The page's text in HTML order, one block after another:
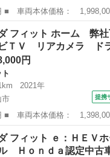
： フィット ■ グレード
ル Ｈｏｎｄａ認定中古車
フィット
フィット ホーム 弊
ＴＶ リアカメラ
円
2021年
市
提携
名： フィット ■ グレー
ビＴＶ リアカメラ ドラ
フィット
フィット ｅ：ＨＥＶ
Ｈｏｎｄａ認定中